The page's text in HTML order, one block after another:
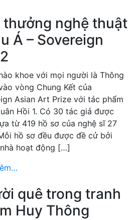
thưởng nghệ thuật
Á – Sovereign
khoe với mọi người là Thông
vòng Chung Kết của
Asian Art Prize với tác phẩm
Hồi 1. Có 30 tác giả được
từ 419 hồ sơ của nghệ sĩ 27
hồ sơ đều được đề cử bởi
hoạt động […]
quê trong tranh
Huy Thông